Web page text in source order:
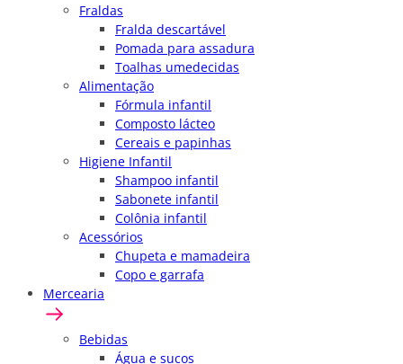
Fraldas
Fralda descartável
Pomada para assadura
Toalhas umedecidas
Alimentação
Fórmula infantil
Composto lácteo
Cereais e papinhas
Higiene Infantil
Shampoo infantil
Sabonete infantil
Colônia infantil
Acessórios
Chupeta e mamadeira
Copo e garrafa
Mercearia
Bebidas
Água e sucos